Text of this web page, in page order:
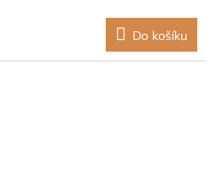
Do košíku